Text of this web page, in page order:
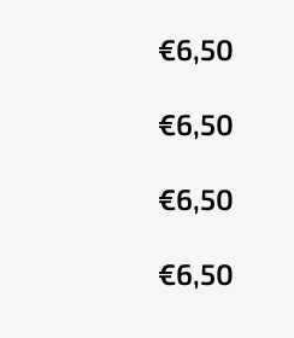
€6,50
€6,50
€6,50
€6,50